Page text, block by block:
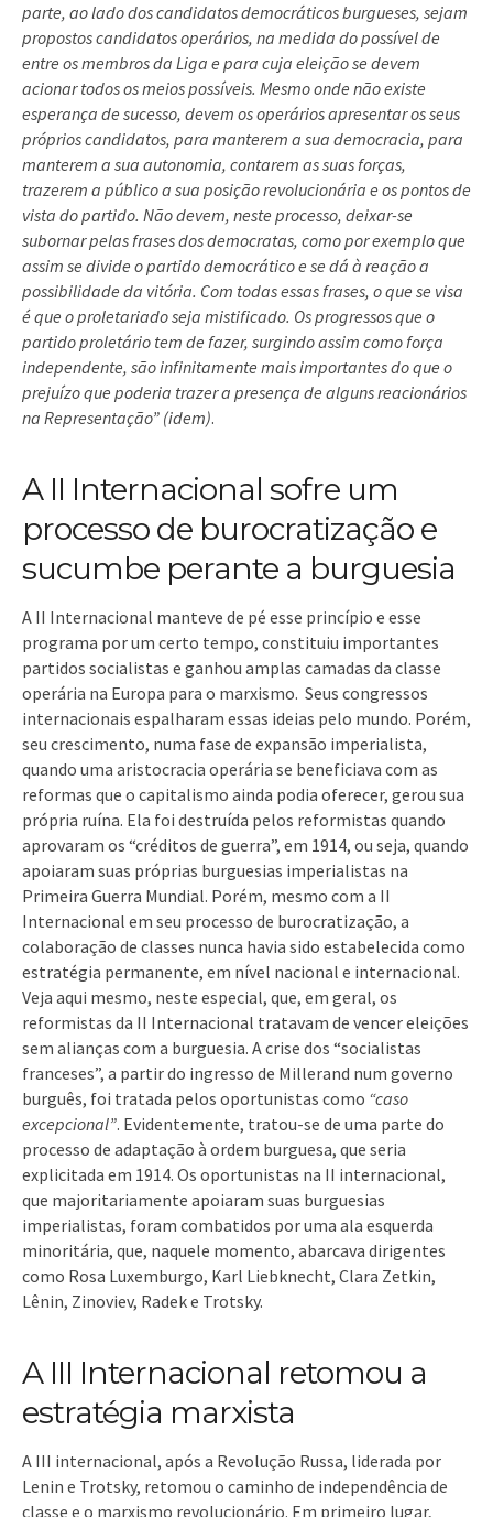
parte, ao lado dos candidatos democráticos burgueses, sejam
propostos candidatos operários, na medida do possível de
entre os membros da Liga e para cuja eleição se devem
acionar todos os meios possíveis. Mesmo onde não existe
esperança de sucesso, devem os operários apresentar os seus
próprios candidatos, para manterem a sua democracia, para
manterem a sua autonomia, contarem as suas forças,
trazerem a público a sua posição revolucionária e os pontos de
vista do partido. Não devem, neste processo, deixar-se
subornar pelas frases dos democratas, como por exemplo que
assim se divide o partido democrático e se dá à reação a
possibilidade da vitória. Com todas essas frases, o que se visa
é que o proletariado seja mistificado. Os progressos que o
partido proletário tem de fazer, surgindo assim como força
independente, são infinitamente mais importantes do que o
prejuízo que poderia trazer a presença de alguns reacionários
na Representação” (idem).
A II Internacional sofre um
processo de burocratização e
sucumbe perante a burguesia
A II Internacional manteve de pé esse princípio e esse
programa por um certo tempo, constituiu importantes
partidos socialistas e ganhou amplas camadas da classe
operária na Europa para o marxismo. Seus congressos
internacionais espalharam essas ideias pelo mundo. Porém,
seu crescimento, numa fase de expansão imperialista,
quando uma aristocracia operária se beneficiava com as
reformas que o capitalismo ainda podia oferecer, gerou sua
própria ruína. Ela foi destruída pelos reformistas quando
aprovaram os “créditos de guerra”, em 1914, ou seja, quando
apoiaram suas próprias burguesias imperialistas na
Primeira Guerra Mundial. Porém, mesmo com a II
Internacional em seu processo de burocratização, a
colaboração de classes nunca havia sido estabelecida como
estratégia permanente, em nível nacional e internacional.
Veja aqui mesmo, neste especial, que, em geral, os
reformistas da II Internacional tratavam de vencer eleições
sem alianças com a burguesia. A crise dos “socialistas
franceses”, a partir do ingresso de Millerand num governo
burguês, foi tratada pelos oportunistas como “caso
excepcional”. Evidentemente, tratou-se de uma parte do
processo de adaptação à ordem burguesa, que seria
explicitada em 1914. Os oportunistas na II internacional,
que majoritariamente apoiaram suas burguesias
imperialistas, foram combatidos por uma ala esquerda
minoritária, que, naquele momento, abarcava dirigentes
como Rosa Luxemburgo, Karl Liebknecht, Clara Zetkin,
Lênin, Zinoviev, Radek e Trotsky.
A III Internacional retomou a
estratégia marxista
A III internacional, após a Revolução Russa, liderada por
Lenin e Trotsky, retomou o caminho de independência de
classe e o marxismo revolucionário. Em primeiro lugar,